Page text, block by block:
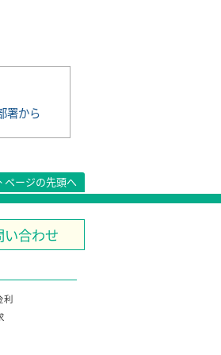
署から
ページの先頭へ
い合わせ
利